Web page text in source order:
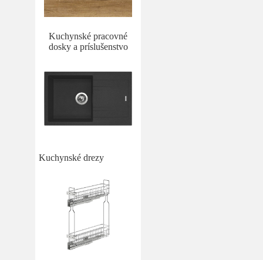
Kuchynské pracovné
dosky a príslušenstvo
Kuchynské drezy